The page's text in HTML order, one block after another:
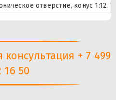
отверстие, конус
+ 7 499
16 50